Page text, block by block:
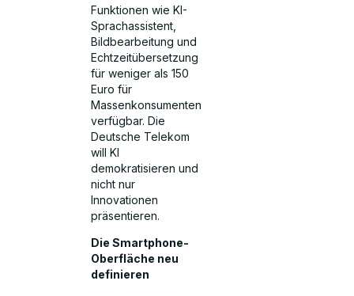
Funktionen wie KI-
Sprachassistent,
Bildbearbeitung und
Echtzeitübersetzung
für weniger als 150
Euro für
Massenkonsumenten
verfügbar. Die
Deutsche Telekom
will KI
demokratisieren und
nicht nur
Innovationen
präsentieren.
Die Smartphone-
Oberfläche neu
definieren